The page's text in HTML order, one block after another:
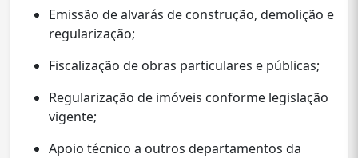
Emissão de alvarás de construção, demolição e
regularização;
Fiscalização de obras particulares e públicas;
Regularização de imóveis conforme legislação
vigente;
Apoio técnico a outros departamentos da